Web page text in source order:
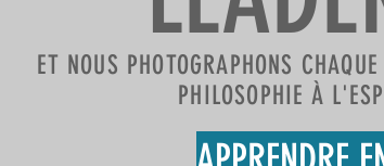
ET NOUS PHOTOGRAPHONS CHAQUE
PHILOSOPHIE À